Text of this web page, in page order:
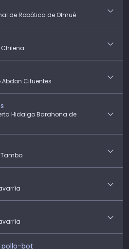
de Robótica de Olmué
Cifuentes
Hidalgo Barahona de
Tambo
pollo-bot